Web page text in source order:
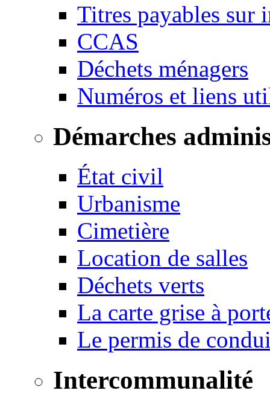
Titres payables sur
CCAS
Déchets ménagers
Numéros et liens
Démarches
État civil
Urbanisme
Cimetière
Location de salles
Déchets verts
La carte grise à
Le permis de
Intercommunalité